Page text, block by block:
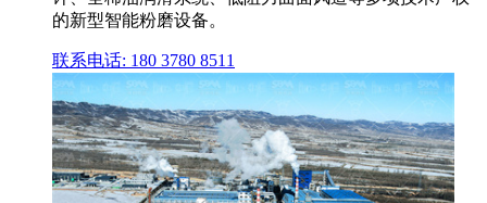
的新型智能粉磨设备。
联系电话: 180 3780 8511